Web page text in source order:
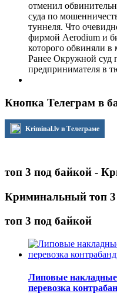
отменил
суда по
туннеля. Что
фирмой Aerodium и
которого обвиняли в
Ранее Окружной суд
предпринимателя в
Кнопка Телеграм в
Kriminal.lv в Телеграме
топ 3 под байкой -
Криминальный топ 3
топ 3 под байкой
Липовые накладные
перевозка